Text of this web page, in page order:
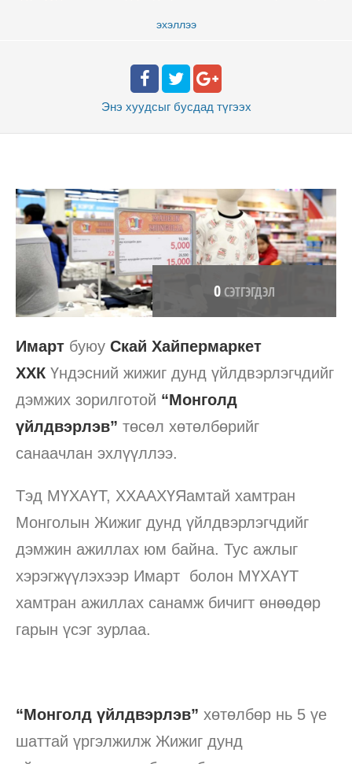
эхэллээ
Энэ хуудсыг бусдад түгээх
0СЭТГЭГДЭЛ
Имарт буюу Скай Хайпермаркет
ХХК Үндэсний жижиг дунд үйлдвэрлэгчдийг
дэмжих зорилготой “Монголд
үйлдвэрлэв” төсөл хөтөлбөрийг
санаачлан эхлүүллээ.
Тэд МҮХАҮТ, ХХААХҮЯамтай хамтран
Монголын Жижиг дунд үйлдвэрлэгчдийг
дэмжин ажиллах юм байна. Тус ажлыг
хэрэгжүүлэхээр Имарт болон МҮХАҮТ
хамтран ажиллах санамж бичигт өнөөдөр
гарын үсэг зурлаа.
“Монголд үйлдвэрлэв” хөтөлбөр нь 5 үе
шаттай үргэлжилж Жижиг дунд